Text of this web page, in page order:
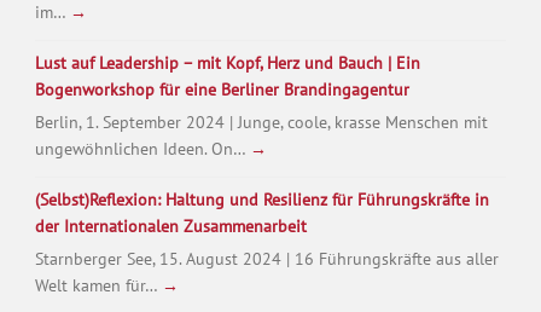
im… →
Lust auf Leadership – mit Kopf, Herz und Bauch | Ein
Bogenworkshop für eine Berliner Brandingagentur
Berlin, 1. September 2024 | Junge, coole, krasse Menschen mit
ungewöhnlichen Ideen. On… →
(Selbst)Reflexion: Haltung und Resilienz für Führungskräfte in
der Internationalen Zusammenarbeit
Starnberger See, 15. August 2024 | 16 Führungskräfte aus aller
Welt kamen für… →